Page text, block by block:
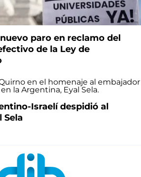
paro en reclamo del
de la Ley de
Israelí despidió al
Sela